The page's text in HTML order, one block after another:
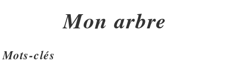
Mon arbre
Mots-clés